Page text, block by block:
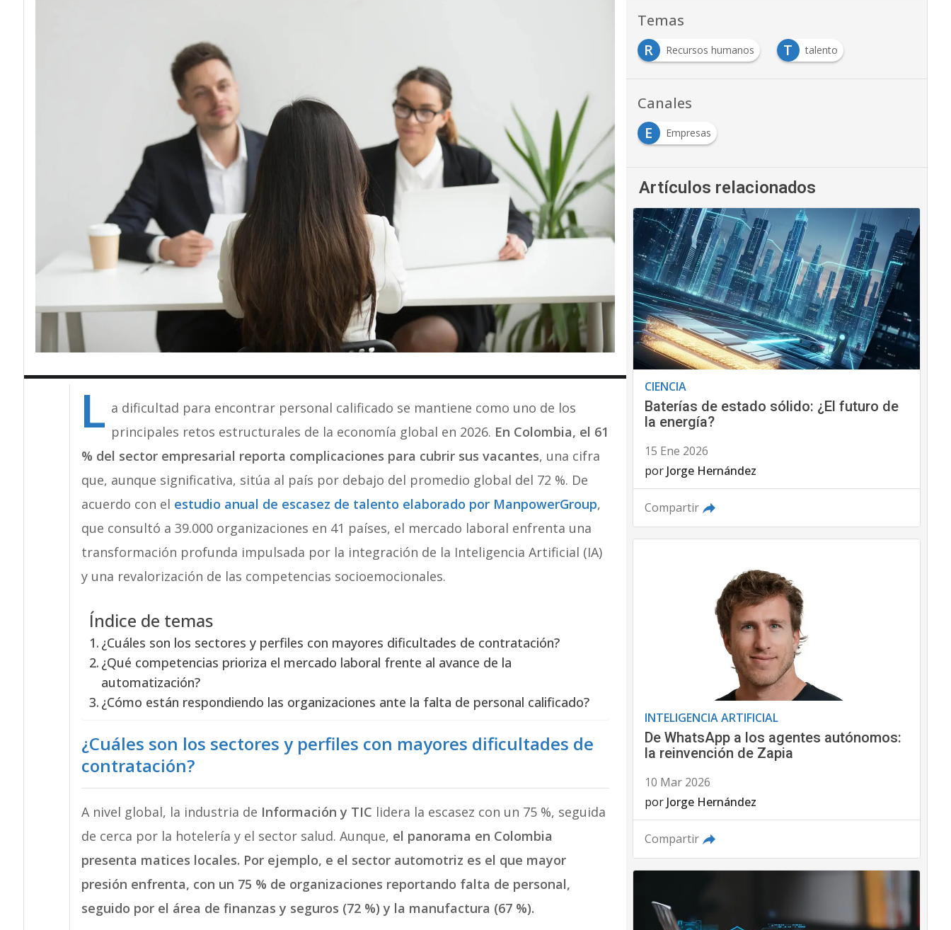
L a dificultad para encontrar personal calificado se mantiene como uno de los
principales retos estructurales de la economía global en 2026. En Colombia, el 61
% del sector empresarial reporta complicaciones para cubrir sus vacantes, una cifra
que, aunque significativa, sitúa al país por debajo del promedio global del 72 %. De
acuerdo con el estudio anual de escasez de talento elaborado por ManpowerGroup,
que consultó a 39.000 organizaciones en 41 países, el mercado laboral enfrenta una
transformación profunda impulsada por la integración de la Inteligencia Artificial (IA)
y una revalorización de las competencias socioemocionales.
Índice de temas
¿Cuáles son los sectores y perfiles con mayores dificultades de contratación?
¿Qué competencias prioriza el mercado laboral frente al avance de la
automatización?
¿Cómo están respondiendo las organizaciones ante la falta de personal calificado?
¿Cuáles son los sectores y perfiles con mayores dificultades de
contratación?
A nivel global, la industria de Información y TIC lidera la escasez con un 75 %, seguida
de cerca por la hotelería y el sector salud. Aunque, el panorama en Colombia
presenta matices locales. Por ejemplo, e el sector automotriz es el que mayor
presión enfrenta, con un 75 % de organizaciones reportando falta de personal,
seguido por el área de finanzas y seguros (72 %) y la manufactura (67 %).
Temas
R
Recursos humanos T talento
Canales
E
Empresas
Artículos relacionados
CIENCIA
Baterías de estado sólido: ¿El futuro de
la energía?
15 Ene 2026
por Jorge Hernández
Compartir
INTELIGENCIA ARTIFICIAL
De WhatsApp a los agentes autónomos:
la reinvención de Zapia
10 Mar 2026
por Jorge Hernández
Compartir